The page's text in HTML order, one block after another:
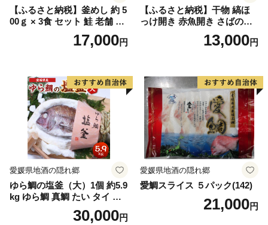
【ふるさと納税】釜めし 約 5
00ｇ × 3食 セット 鮭 老舗 急
速冷凍 レンチン 時短 簡単調
理 食品 加工品 海鮮 手作り
り寄せグルメ 愛知県 小牧市
送料無料
17,000円
【ふるさと納税】干物 縞ほ
っけ開き 赤魚開き さばの開
き 魚醤干し 3種 セット 詰め
合わせ 魚 おかず 肉厚 おいし
取り寄せグルメ 魚醤 ナンプ
ラー 愛知県 小牧市 冷凍 送料
無料
13,000円
愛媛県地酒の隠れ郷
ゆら鯛の塩釜（大）1個 約5.9
kg ゆら鯛 真鯛 たい タイ 鯛
塩釜焼き 塩釜 魚 魚介類 海鮮
祝い事 お祝い ハレの日 食品
30,000円
愛媛県地酒の隠れ郷
愛鯛スライス ５パック(142)
21,000円